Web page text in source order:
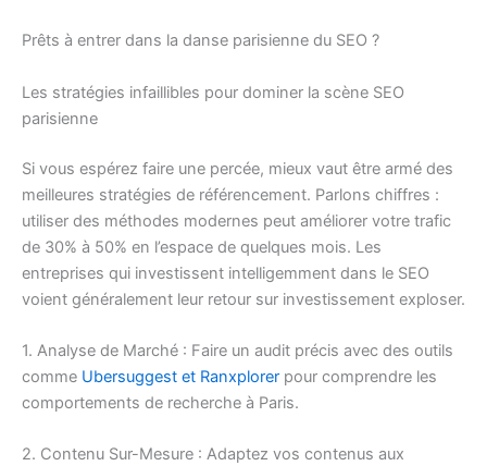
Prêts à entrer dans la danse parisienne du SEO ?
Les stratégies infaillibles pour dominer la scène SEO
parisienne
Si vous espérez faire une percée, mieux vaut être armé des
meilleures stratégies de référencement. Parlons chiffres :
utiliser des méthodes modernes peut améliorer votre trafic
de 30% à 50% en l’espace de quelques mois. Les
entreprises qui investissent intelligemment dans le SEO
voient généralement leur retour sur investissement exploser.
1. Analyse de Marché : Faire un audit précis avec des outils
comme Ubersuggest et Ranxplorer pour comprendre les
comportements de recherche à Paris.
2. Contenu Sur-Mesure : Adaptez vos contenus aux